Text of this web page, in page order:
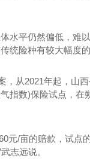
平仍然偏低，难
统险种有较大幅度的
从2021年起，山
指数)保险试点，在
/亩的赔款，试点
志远说。